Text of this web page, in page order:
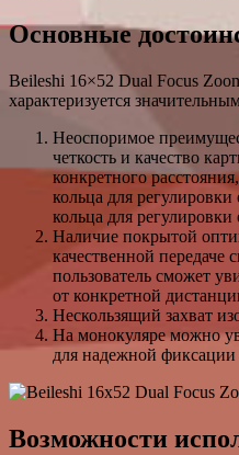
Основные
Beileshi 16×52 Dual Focus
характеризуется
Неоспоримое
четкость и качество
конкретного
кольца для
кольца для
Наличие покрытой
качественной передаче
пользователь сможет
от конкретной
Нескользящий захват
На монокуляре можно
для надежной фиксации
Возможности